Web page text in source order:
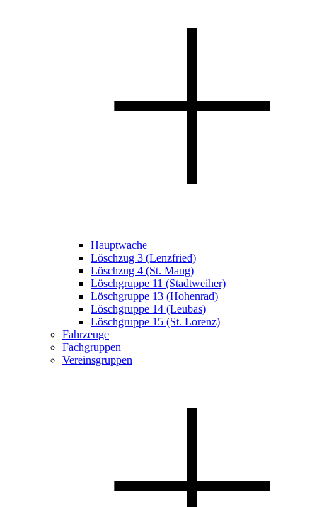
Hauptwache
Löschzug 3 (Lenzfried)
Löschzug 4 (St. Mang)
Löschgruppe 11 (Stadtweiher)
Löschgruppe 13 (Hohenrad)
Löschgruppe 14 (Leubas)
Löschgruppe 15 (St. Lorenz)
Fahrzeuge
Fachgruppen
Vereinsgruppen